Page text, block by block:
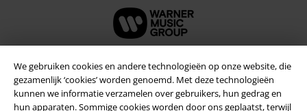
We gebruiken cookies en andere technologieën op onze website, die
gezamenlijk ‘cookies’ worden genoemd. Met deze technologieën
kunnen we informatie verzamelen over gebruikers, hun gedrag en
hun apparaten. Sommige cookies worden door ons geplaatst, terwijl
Beveiliging